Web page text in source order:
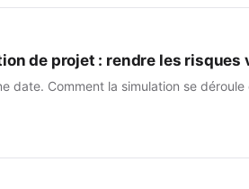
de projet : rendre les risques
date. Comment la simulation se